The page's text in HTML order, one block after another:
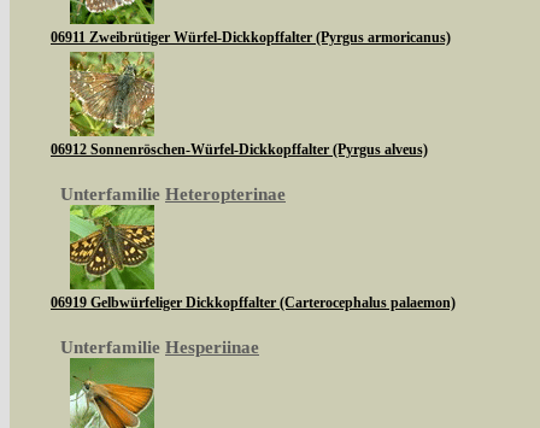
06911 Zweibrütiger Würfel-Dickkopffalter (Pyrgus armoricanus)
06912 Sonnenröschen-Würfel-Dickkopffalter (Pyrgus alveus)
Unterfamilie Heteropterinae
06919 Gelbwürfeliger Dickkopffalter (Carterocephalus palaemon)
Unterfamilie Hesperiinae